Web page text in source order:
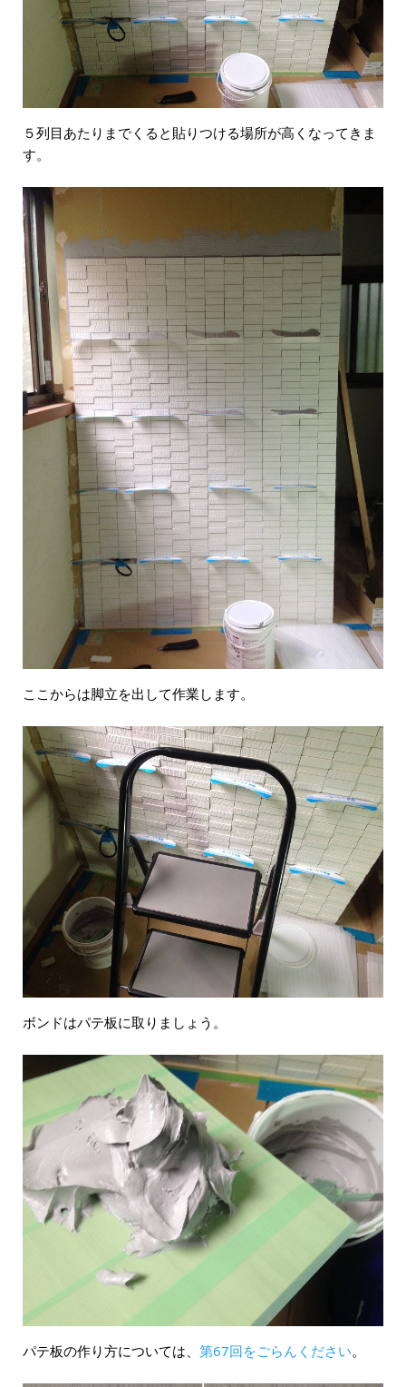
５列目あたりまでくると貼りつける場所が高くなってきま
す。
ここからは脚立を出して作業します。
ボンドはパテ板に取りましょう。
パテ板の作り方については、 第67回をごらんください。